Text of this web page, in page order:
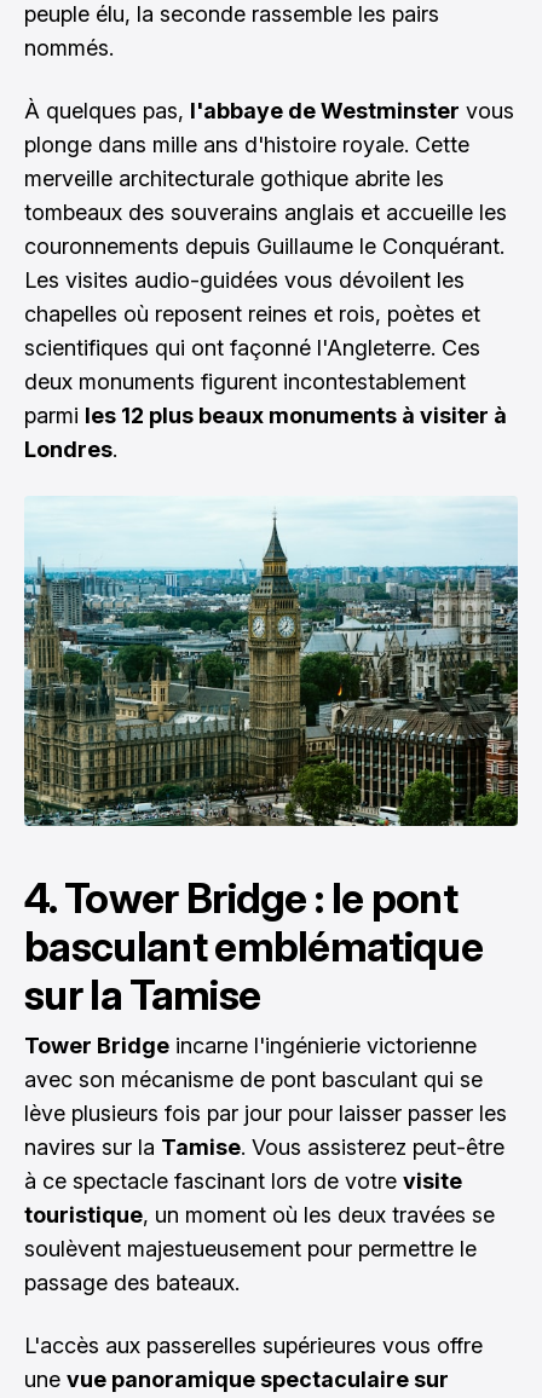
peuple élu, la seconde rassemble les pairs
nommés.
À quelques pas, l'abbaye de Westminster vous
plonge dans mille ans d'histoire royale. Cette
merveille architecturale gothique abrite les
tombeaux des souverains anglais et accueille les
couronnements depuis Guillaume le Conquérant.
Les visites audio-guidées vous dévoilent les
chapelles où reposent reines et rois, poètes et
scientifiques qui ont façonné l'Angleterre. Ces
deux monuments figurent incontestablement
parmi les 12 plus beaux monuments à visiter à
Londres.
4. Tower Bridge : le pont
basculant emblématique
sur la Tamise
Tower Bridge incarne l'ingénierie victorienne
avec son mécanisme de pont basculant qui se
lève plusieurs fois par jour pour laisser passer les
navires sur la Tamise. Vous assisterez peut-être
à ce spectacle fascinant lors de votre visite
touristique, un moment où les deux travées se
soulèvent majestueusement pour permettre le
passage des bateaux.
L'accès aux passerelles supérieures vous offre
une vue panoramique spectaculaire sur